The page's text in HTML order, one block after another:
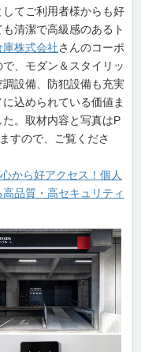
てご利用者様からも好
清潔で高級感のあるト
庫株式会社さんのコーポ
、モダン＆スタイリッ
設備、防犯設備も充実
込められている価値ま
。取材内容と写真はP
すので、ご覧くださ
から好アクセス！個人
品質・高セキュリティ